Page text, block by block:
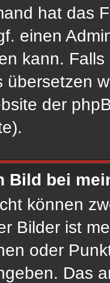
hat das
einen
kann.
übersetzen
der
Bild bei
können
Bilder ist
oder
Das